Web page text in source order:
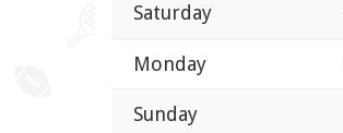
Saturday
Monday
Sunday